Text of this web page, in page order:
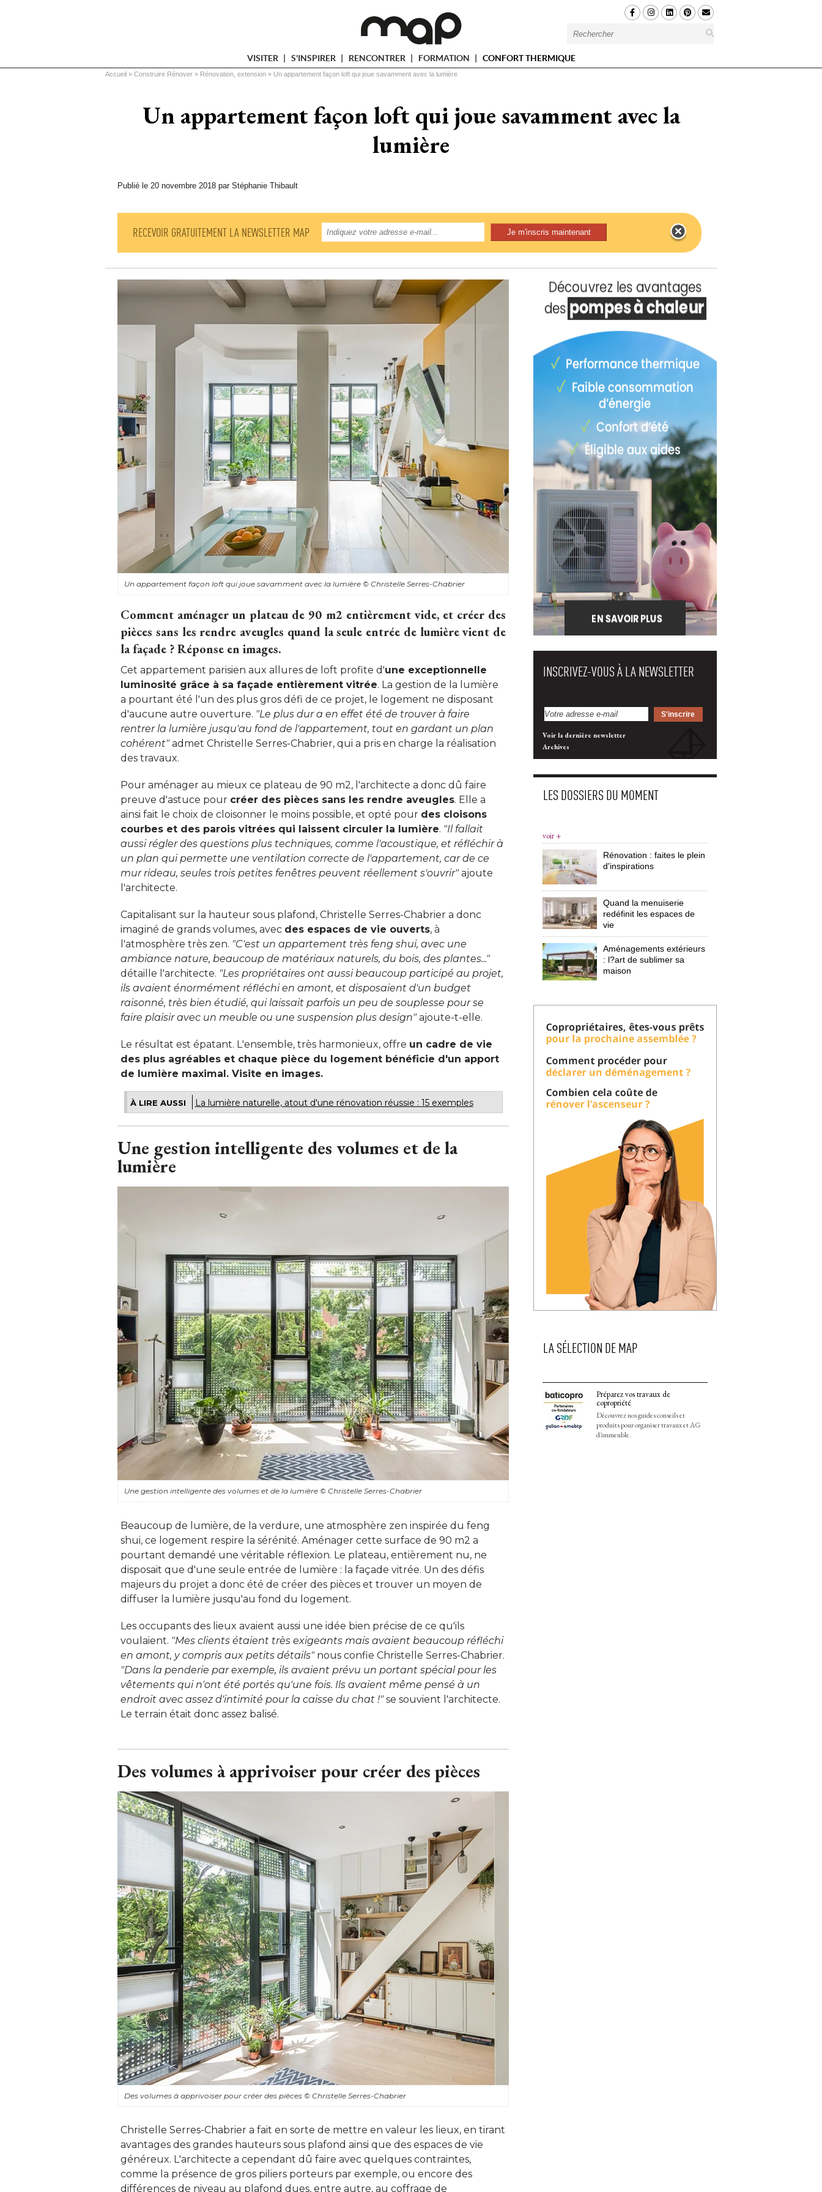
VISITER S'INSPIRER RENCONTRER FORMATION CONFORT THERMIQUE
Vous êtes ici
Accueil » Construire Rénover » Rénovation, extension » Un appartement façon loft qui joue savamment avec la lumière
Un appartement façon loft qui joue savamment avec la
lumière
Publié le 20 novembre 2018 par Stéphanie Thibault
RECEVOIR GRATUITEMENT LA NEWSLETTER MAP
Un appartement façon loft qui joue savamment avec la lumière© Christelle Serres-Chabrier
Comment aménager un plateau de 90 m2 entièrement vide, et créer des
pièces sans les rendre aveugles quand la seule entrée de lumière vient de
la façade ? Réponse en images.
Cet appartement parisien aux allures de loft profite d'une exceptionnelle
luminosité grâce à sa façade entièrement vitrée. La gestion de la lumière
a pourtant été l'un des plus gros défi de ce projet, le logement ne disposant
d'aucune autre ouverture. "Le plus dur a en effet été de trouver à faire
rentrer la lumière jusqu'au fond de l'appartement, tout en gardant un plan
cohérent"admet Christelle Serres-Chabrier, qui a pris en charge la réalisation
des travaux.
Pour aménager au mieux ce plateau de 90 m2, l'architecte a donc dû faire
preuve d'astuce pour créer des pièces sans les rendre aveugles. Elle a
ainsi fait le choix de cloisonner le moins possible, et opté pour des cloisons
courbes et des parois vitrées qui laissent circuler la lumière. "Il fallait
aussi régler des questions plus techniques, comme l'acoustique, et réfléchir à
un plan qui permette une ventilation correcte de l'appartement, car de ce
mur rideau, seules trois petites fenêtres peuvent réellement s'ouvrir"ajoute
l'architecte.
Capitalisant sur la hauteur sous plafond, Christelle Serres-Chabrier a donc
imaginé de grands volumes, avec des espaces de vie ouverts, à
l'atmosphère très zen. "C'est un appartement très feng shui, avec une
ambiance nature, beaucoup de matériaux naturels, du bois, des plantes..."
détaille l'architecte. "Les propriétaires ont aussi beaucoup participé au projet,
ils avaient énormément réfléchi en amont, et disposaient d'un budget
raisonné, très bien étudié, qui laissait parfois un peu de souplesse pour se
faire plaisir avec un meuble ou une suspension plus design" ajoute-t-elle.
Le résultat est épatant. L'ensemble, très harmonieux, offre un cadre de vie
des plus agréables et chaque pièce du logement bénéficie d'un apport
de lumière maximal. Visite en images.
À LIRE AUSSI La lumière naturelle, atout d'une rénovation réussie : 15 exemples
Une gestion intelligente des volumes et de la
lumière
Une gestion intelligente des volumes et de la lumière© Christelle Serres-Chabrier
Beaucoup de lumière, de la verdure, une atmosphère zen inspirée du feng
shui, ce logement respire la sérénité. Aménager cette surface de 90 m2 a
pourtant demandé une véritable réflexion. Le plateau, entièrement nu, ne
disposait que d'une seule entrée de lumière : la façade vitrée. Un des défis
majeurs du projet a donc été de créer des pièces et trouver un moyen de
diffuser la lumière jusqu'au fond du logement.
Les occupants des lieux avaient aussi une idée bien précise de ce qu'ils
voulaient. "Mes clients étaient très exigeants mais avaient beaucoup réfléchi
en amont, y compris aux petits détails" nous confie Christelle Serres-Chabrier.
"Dans la penderie par exemple, ils avaient prévu un portant spécial pour les
vêtements qui n'ont été portés qu'une fois. Ils avaient même pensé à un
endroit avec assez d'intimité pour la caisse du chat !" se souvient l'architecte.
Le terrain était donc assez balisé.
Des volumes à apprivoiser pour créer des pièces
Des volumes à apprivoiser pour créer des pièces© Christelle Serres-Chabrier
Christelle Serres-Chabrier a fait en sorte de mettre en valeur les lieux, en tirant
avantages des grandes hauteurs sous plafond ainsi que des espaces de vie
généreux. L'architecte a cependant dû faire avec quelques contraintes,
comme la présence de gros piliers porteurs par exemple, ou encore des
différences de niveau au plafond dues, entre autre, au coffrage de
INSCRIVEZ-VOUS À LA NEWSLETTER
Voir la dernière newsletter
Archives
LES DOSSIERS DU MOMENT
voir +
Rénovation : faites le plein
d'inspirations
Quand la menuiserie
redéfinit les espaces de
vie
Aménagements extérieurs
: l?art de sublimer sa
maison
LA SÉLECTION DE MAP
Préparez vos travaux de
copropriété
Découvrez nos guides conseils et
produits pour organiser travaux et AG
d'immeuble.